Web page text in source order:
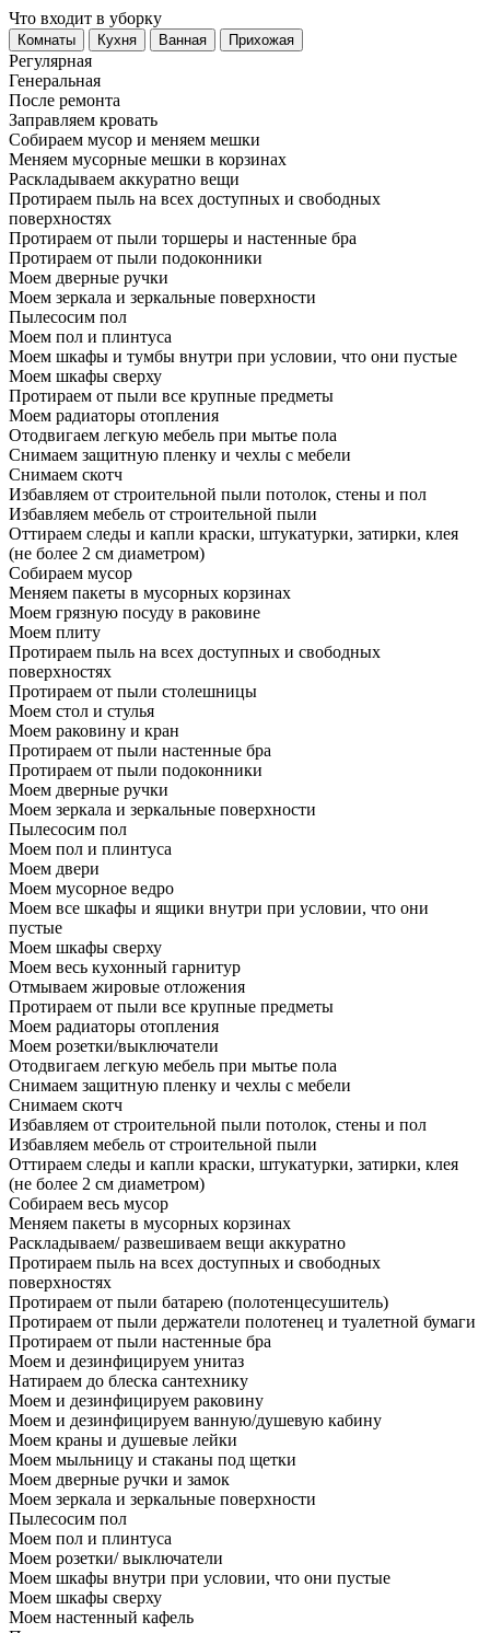
Что входит в уборку
Регу­лярная
Гене­ральная
После ремонта
Заправляем кровать
Собираем мусор и меняем мешки
Меняем мусорные мешки в корзинах
Раскладываем аккуратно вещи
Протираем пыль на всех доступных и свободных
поверхностях
Протираем от пыли торшеры и настенные бра
Протираем от пыли подоконники
Моем дверные ручки
Моем зеркала и зеркальные поверхности
Пылесосим пол
Моем пол и плинтуса
Моем шкафы и тумбы внутри при условии, что они пустые
Моем шкафы сверху
Протираем от пыли все крупные предметы
Моем радиаторы отопления
Отодвигаем легкую мебель при мытье пола
Снимаем защитную пленку и чехлы с мебели
Снимаем скотч
Избавляем от строительной пыли потолок, стены и пол
Избавляем мебель от строительной пыли
Оттираем следы и капли краски, штукатурки, затирки, клея
(не более 2 см диаметром)
Собираем мусор
Меняем пакеты в мусорных корзинах
Моем грязную посуду в раковине
Моем плиту
Протираем пыль на всех доступных и свободных
поверхностях
Протираем от пыли столешницы
Моем стол и стулья
Моем раковину и кран
Протираем от пыли настенные бра
Протираем от пыли подоконники
Моем дверные ручки
Моем зеркала и зеркальные поверхности
Пылесосим пол
Моем пол и плинтуса
Моем двери
Моем мусорное ведро
Моем все шкафы и ящики внутри при условии, что они
пустые
Моем шкафы сверху
Моем весь кухонный гарнитур
Отмываем жировые отложения
Протираем от пыли все крупные предметы
Моем радиаторы отопления
Моем розетки/выключатели
Отодвигаем легкую мебель при мытье пола
Снимаем защитную пленку и чехлы с мебели
Снимаем скотч
Избавляем от строительной пыли потолок, стены и пол
Избавляем мебель от строительной пыли
Оттираем следы и капли краски, штукатурки, затирки, клея
(не более 2 см диаметром)
Собираем весь мусор
Меняем пакеты в мусорных корзинах
Раскладываем/ развешиваем вещи аккуратно
Протираем пыль на всех доступных и свободных
поверхностях
Протираем от пыли батарею (полотенцесушитель)
Протираем от пыли держатели полотенец и туалетной бумаги
Протираем от пыли настенные бра
Моем и дезинфицируем унитаз
Натираем до блеска сантехнику
Моем и дезинфицируем раковину
Моем и дезинфицируем ванную/душевую кабину
Моем краны и душевые лейки
Моем мыльницу и стаканы под щетки
Моем дверные ручки и замок
Моем зеркала и зеркальные поверхности
Пылесосим пол
Моем пол и плинтуса
Моем розетки/ выключатели
Моем шкафы внутри при условии, что они пустые
Моем шкафы сверху
Моем настенный кафель